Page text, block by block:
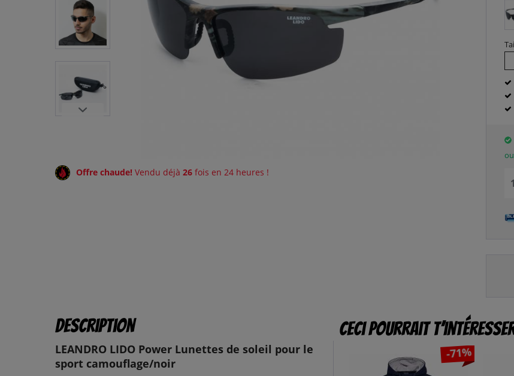
Offre chaude! Vendu déjà 26 fois en 24 heures !
Description
LEANDRO LIDO Power Lunettes de soleil pour le
sport camouflage/noir
Ceci pourrait
-71%